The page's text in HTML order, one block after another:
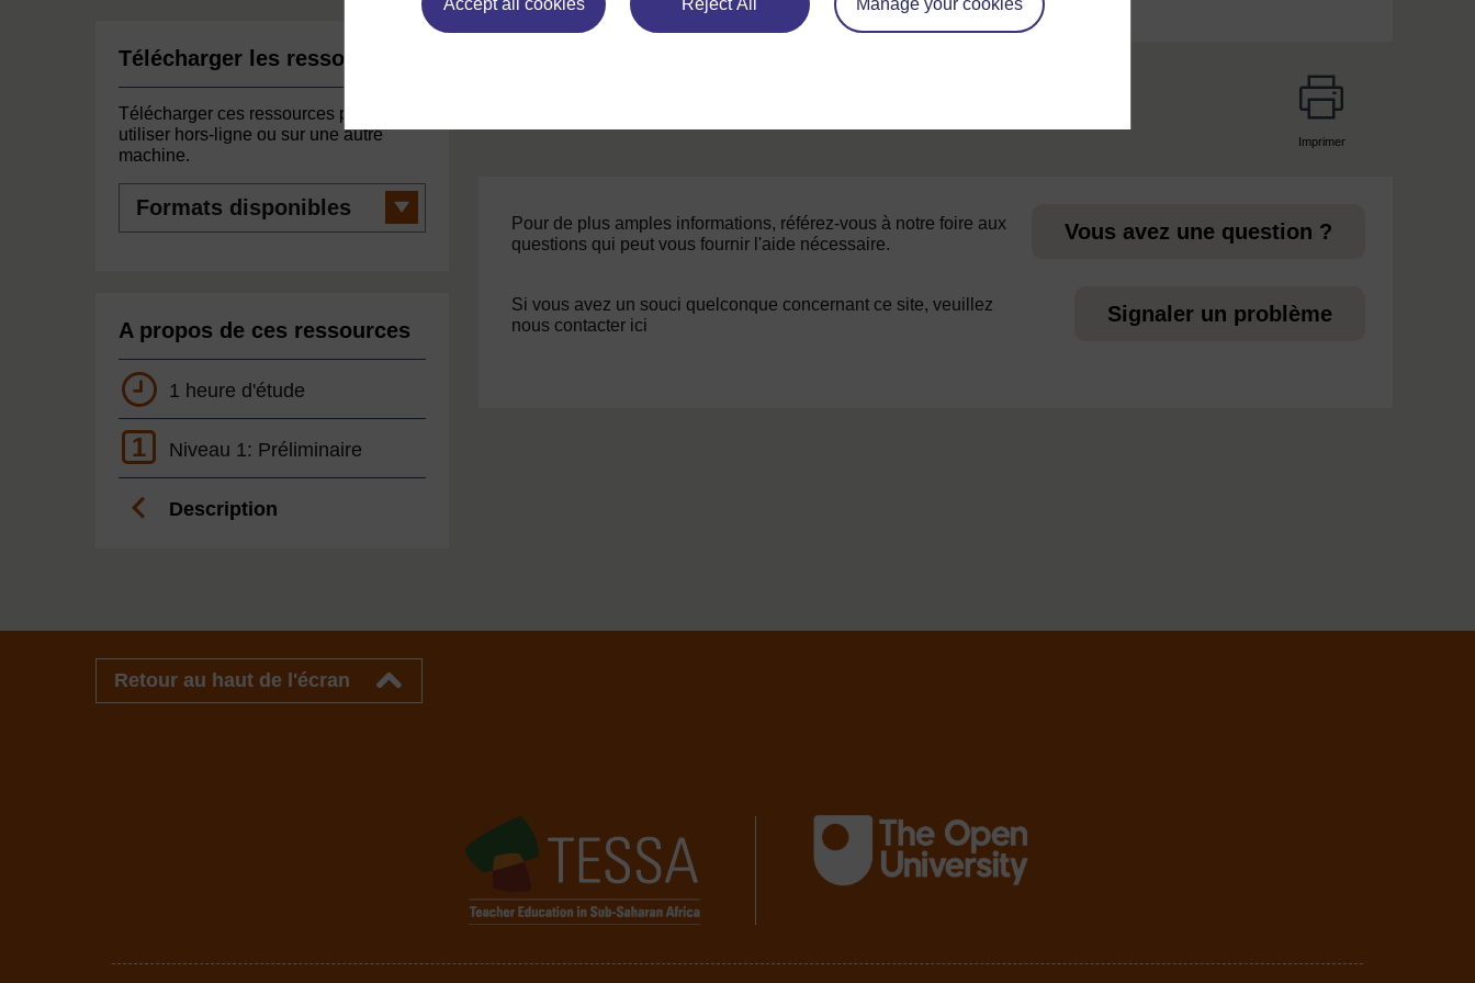
Accept all cookies Reject All Manage your cookies
Télécharger les ressources
Télécharger ces ressources pour les
utiliser hors-ligne ou sur une autre
machine.
disponibles
A propos de ces ressources
1 heure d'étude
1 Niveau 1: Préliminaire
Description
Imprimer
Pour de plus amples informations, référez-vous à notre foire aux
questions qui peut vous fournir l'aide nécessaire.
Vous avez une question ?
Si vous avez un souci quelconque concernant ce site, veuillez
nous contacter ici
Signaler un problème
Retour au haut de l'écran